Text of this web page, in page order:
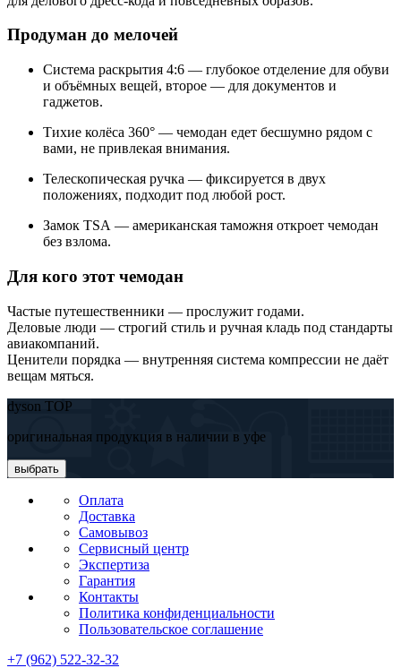
Продуман до мелочей
Система раскрытия 4:6 — глубокое отделение для обуви
и объёмных вещей, второе — для документов и
гаджетов.
Тихие колёса 360° — чемодан едет бесшумно рядом с
вами, не привлекая внимания.
Телескопическая ручка — фиксируется в двух
положениях, подходит под любой рост.
Замок TSA — американская таможня откроет чемодан
без взлома.
Для кого этот чемодан
Частые путешественники — прослужит годами.
Деловые люди — строгий стиль и ручная кладь под стандарты
авиакомпаний.
Ценители порядка — внутренняя система компрессии не даёт
вещам мяться.
dyson TOP
оригинальная продукция в наличии в уфе
выбрать
Оплата
Доставка
Самовывоз
Сервисный центр
Экспертиза
Гарантия
Контакты
Политика конфиденциальности
Пользовательское соглашение
+7 (962) 522-32-32